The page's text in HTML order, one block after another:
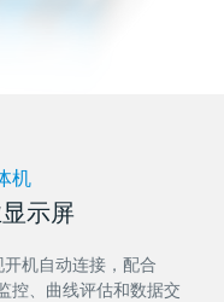
机
示屏
机自动连接，配合
控、曲线评估和数据交